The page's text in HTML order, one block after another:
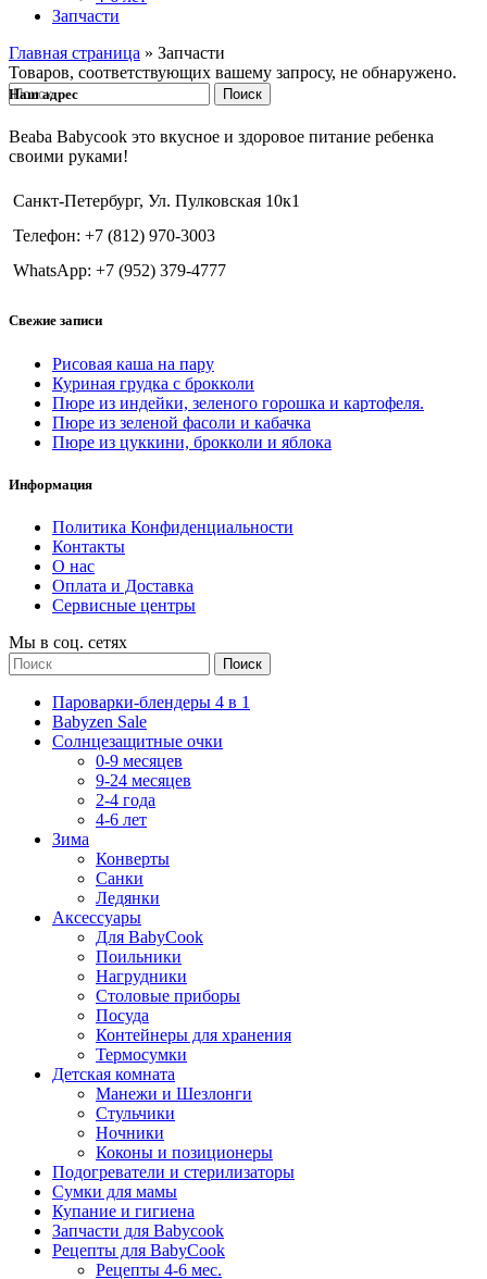
Запчасти
Главная страница » Запчасти
Товаров, соответствующих вашему запросу, не обнаружено.
Поиск
Наш адрес
Beaba Babycook это вкусное и здоровое питание ребенка
своими руками!
Санкт-Петербург, Ул. Пулковская 10к1
Телефон: +7 (812) 970-3003
WhatsApp: +7 (952) 379-4777
Свежие записи
Рисовая каша на пару
Куриная грудка с брокколи
Пюре из индейки, зеленого горошка и картофеля.
Пюре из зеленой фасоли и кабачка
Пюре из цуккини, брокколи и яблока
Информация
Политика Конфиденциальности
Контакты
О нас
Оплата и Доставка
Сервисные центры
Мы в соц. сетях
Поиск
Пароварки-блендеры 4 в 1
Babyzen Sale
Солнцезащитные очки
0-9 месяцев
9-24 месяцев
2-4 года
4-6 лет
Зима
Конверты
Санки
Ледянки
Аксессуары
Для BabyCook
Поильники
Нагрудники
Столовые приборы
Посуда
Контейнеры для хранения
Термосумки
Детская комната
Манежи и Шезлонги
Стульчики
Ночники
Коконы и позиционеры
Подогреватели и стерилизаторы
Сумки для мамы
Купание и гигиена
Запчасти для Babycook
Рецепты для BabyCook
Рецепты 4-6 мес.